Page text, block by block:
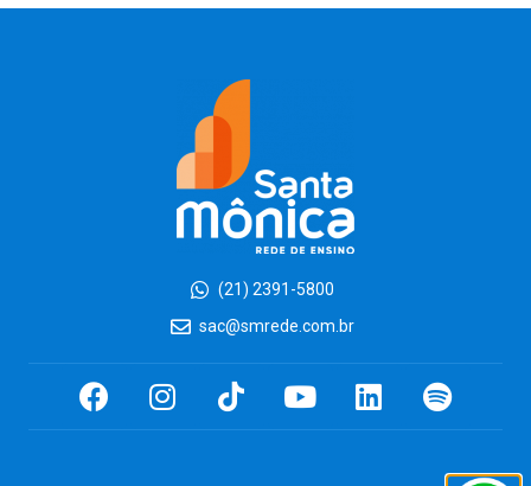
(21) 2391-5800
sac@smrede.com.br